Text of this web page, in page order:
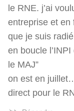
le RNE. j’ai
entreprise et en
que je suis
en boucle
le MAJ”
on est en
direct pour le